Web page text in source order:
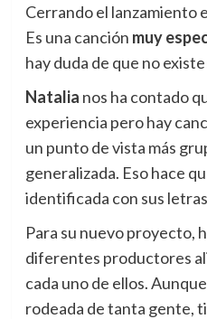
Cerrando el lanzamiento
Es una canción muy
hay duda de que no
Natalia nos ha contado
experiencia pero hay
un punto de vista más
generalizada. Eso hace
identificada con sus
Para su nuevo proyecto,
diferentes productores
cada uno de ellos.
rodeada de tanta gente,